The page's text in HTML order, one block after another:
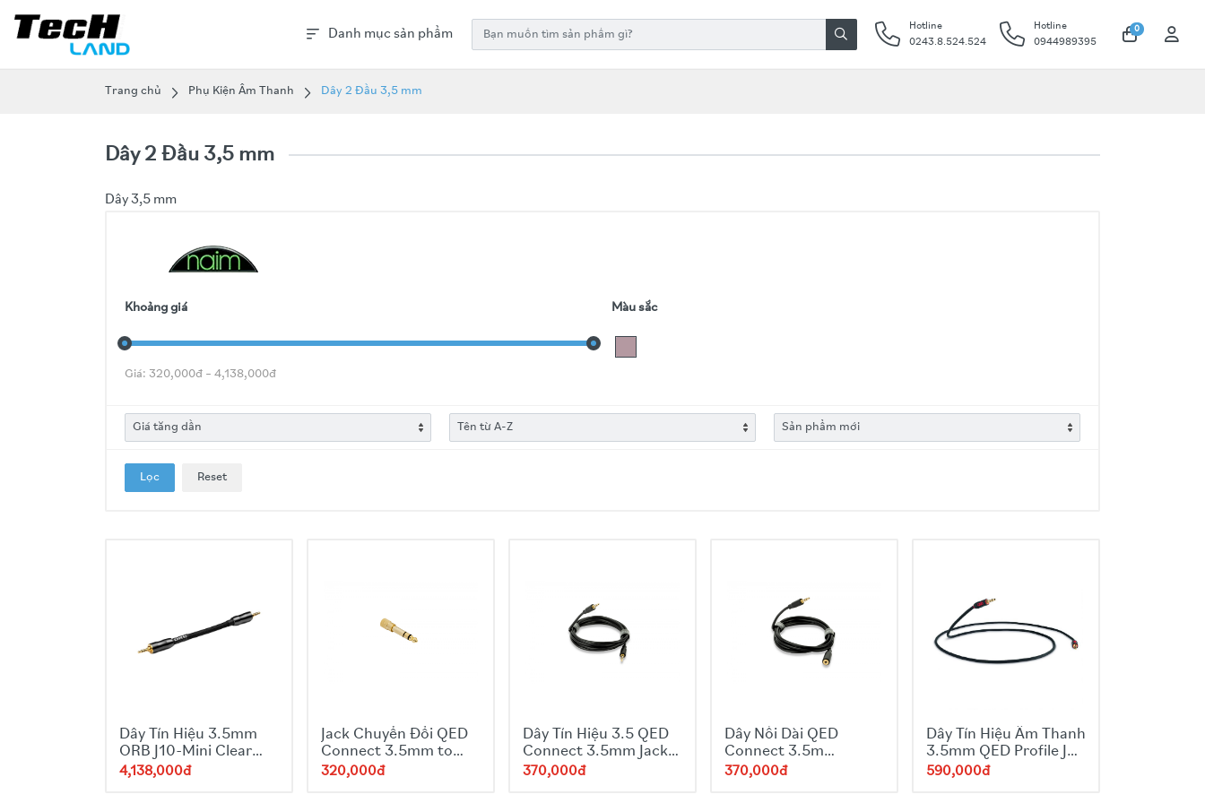
Danh mục sản phẩm
Hotline
0243.8.524.524
Hotline
0944989395
0
Trang chủ Phụ Kiện Âm Thanh Dây 2 Đầu 3,5 mm
Dây 2 Đầu 3,5 mm
Dây 3,5 mm
Khoảng giá
Giá: 320,000đ – 4,138,000đ
Màu sắc
Lọc Reset
Dây Tín Hiệu 3.5mm
ORB J10-Mini Clear
Force Nova
4,138,000đ
Jack Chuyển Đổi QED
Connect 3.5mm to
6.5mm QE8311
320,000đ
Dây Tín Hiệu 3.5 QED
Connect 3.5mm Jack
To Jack
370,000đ
Dây Nối Dài QED
Connect 3.5m
Headphone
370,000đ
Dây Tín Hiệu Âm Thanh
3.5mm QED Profile J2J
Dài 1m
590,000đ